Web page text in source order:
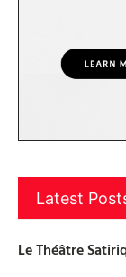
Latest
Le Théâtre